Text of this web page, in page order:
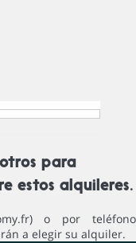
para
estos alquileres.
o por teléfono
a elegir su alquiler.